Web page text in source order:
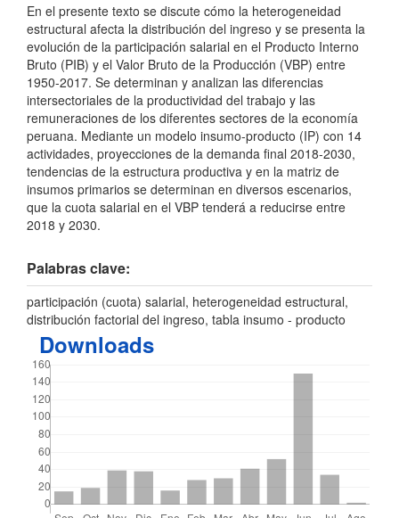
En el presente texto se discute cómo la heterogeneidad
estructural afecta la distribución del ingreso y se presenta la
evolución de la participación salarial en el Producto Interno
Bruto (PIB) y el Valor Bruto de la Producción (VBP) entre
1950-2017. Se determinan y analizan las diferencias
intersectoriales de la productividad del trabajo y las
remuneraciones de los diferentes sectores de la economía
peruana. Mediante un modelo insumo-producto (IP) con 14
actividades, proyecciones de la demanda final 2018-2030,
tendencias de la estructura productiva y en la matriz de
insumos primarios se determinan en diversos escenarios,
que la cuota salarial en el VBP tenderá a reducirse entre
2018 y 2030.
Palabras clave:
participación (cuota) salarial, heterogeneidad estructural,
distribución factorial del ingreso, tabla insumo - producto
Downloads